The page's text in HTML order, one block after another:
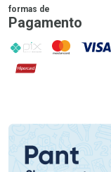
formas de
Pagamento
PIX MasterCard
VISA
Hipercard
Promoção